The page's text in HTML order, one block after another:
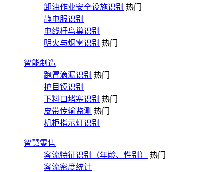
卸油作业安全设施识别 热门
静电服识别
电线杆鸟巢识别
明火与烟雾识别 热门
智能制造
跑冒滴漏识别 热门
护目镜识别
下料口堵塞识别 热门
皮带传输监测 热门
机柜指示灯识别
智慧零售
客流特征识别（年龄、性别）
热门
客流密度统计